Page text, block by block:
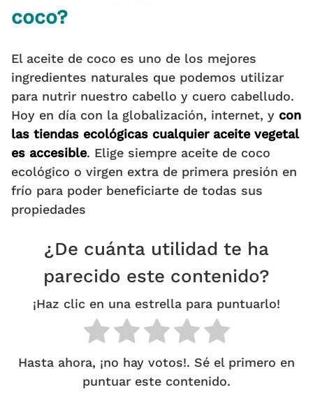
coco?
El aceite de coco es uno de los mejores
ingredientes naturales que podemos utilizar
para nutrir nuestro cabello y cuero cabelludo.
Hoy en día con la globalización, internet, y con
las tiendas ecológicas cualquier aceite vegetal
es accesible. Elige siempre aceite de coco
ecológico o virgen extra de primera presión en
frío para poder beneficiarte de todas sus
propiedades
¿De cuánta utilidad te ha
parecido este contenido?
¡Haz clic en una estrella para puntuarlo!
Hasta ahora, ¡no hay votos!. Sé el primero en
puntuar este contenido.